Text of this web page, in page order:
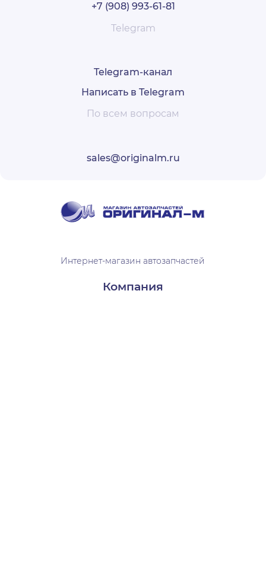
+7 (908) 993-61-81
Telegram
Telegram-канал
Написать в Telegram
По всем вопросам
sales@originalm.ru
Интернет-магазин автозапчастей
Компания